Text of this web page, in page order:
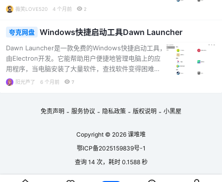
件夹间复制或移动文件。 从任意位置使用指定程序打开
工具就能轻松解决问题。只需打开Dawn Launcher并切
添加了分组功能，可将应用程序添加到相应分组，运行
时能快速定位。软件特点丰富，能从任何窗口或文件夹
搜索整个磁盘驱动器，短促敲击键盘就能快速找到文
件；通过快速键盘命令可立即找到并启动程序；还能通
过简单上下文菜单命令复制或移动文件，用特定程序打
开文件等。此外，它能创建常用文件和应用程序收藏夹
薇笑LOVE520 4 个月前 2
夸克网盘 Windows快捷启动工具Dawn Launcher
Dawn Launcher是一款免费的Windows快捷启动工具，
由Electron开发。它能帮助用户便捷地管理电脑上的应
用程序，当电脑安装了大量软件，查找软件变得困难
时，使用它就可以轻松解决问题。只需打开Dawn Launc
组，方便快速启动。其特点十分实用，能从任何窗口或
到所需文件，还能凭借快速键盘命令立即找到并启动程
夹间复制或移动文件，也能从任何地方用特定程序打开
文件。此外，它能让用户通过一个按键命…...
阳光芦了 6 个月前 7
免责声明 - 服务协议 - 隐私政策 - 版权说明 - 小黑屋
Copyright © 2026 课堆堆
鄂ICP备2025159839号-1
查询 14 次，耗时 0.1588 秒